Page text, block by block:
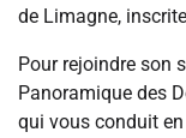
de Limagne,
Pour rejoindre son
Panoramique des
qui vous conduit